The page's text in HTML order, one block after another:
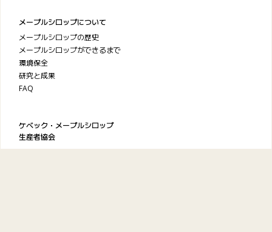
メープルシロップについて
メープルシロップの歴史
メープルシロップができるまで
環境保全
研究と成果
FAQ
ケベック・メープルシロップ
生産者協会
お問い合わせ